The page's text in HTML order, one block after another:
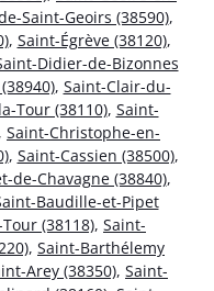
Saint-Geoirs (38590),
, Saint-Égrève (38120),
Didier-de-Bizonnes
, Saint-Clair-du-
Tour (38110), Saint-
, Saint-Christophe-en-
, Saint-Cassien (38500),
de-Chavagne (38840),
Baudille-et-Pipet
(38118), Saint-
, Saint-Barthélemy
Arey (38350), Saint-